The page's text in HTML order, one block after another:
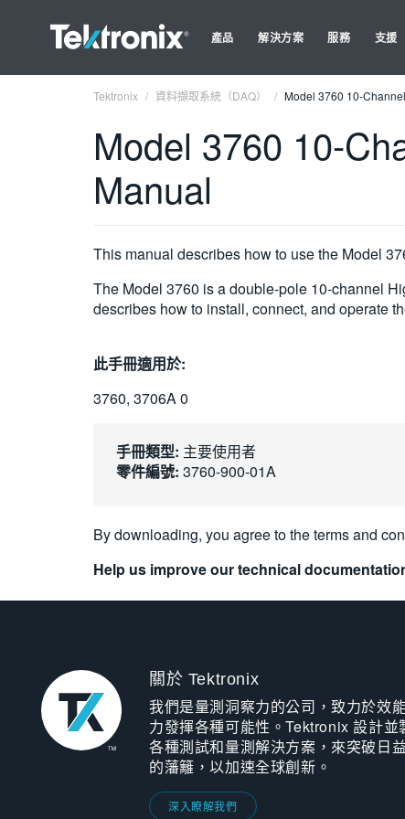
產品 解決方案 服務 支援
Tektronix 資料擷取系統（DAQ） Model 3760 10-
Model 3760 10-
Manual
This manual describes how to use the Model
The Model 3760 is a double-pole 10-channel
describes how to install, connect, and operate
此手冊適用於:
3760, 3706A 0
手冊類型: 主要使用者
零件編號: 3760-900-01A
By downloading, you agree to the terms and
Help us improve our technical
關於 Tektronix
我們是量測洞察力的公司，致力於效
力發揮各種可能性。Tektronix 設計並
各種測試和量測解決方案，來突破日
的藩籬，以加速全球創新。
深入瞭解我們